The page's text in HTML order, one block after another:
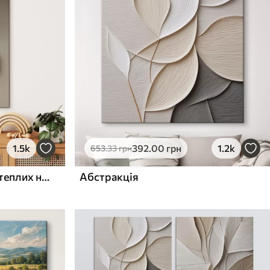
1.5k
Рельєфні кола та гілка в теплих нейтральних тонах
653.33грн392.00 грн 1.2k
Абстракція